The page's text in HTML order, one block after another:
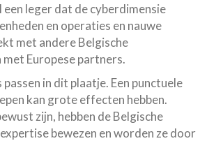
leger dat de cyberdimensie
en operaties en nauwe
met andere Belgische
Europese partners.
in dit plaatje. Een punctuele
kan grote effecten hebben.
zijn, hebben de Belgische
bewezen en worden ze door